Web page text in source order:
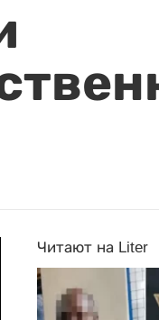
Читают на Liter